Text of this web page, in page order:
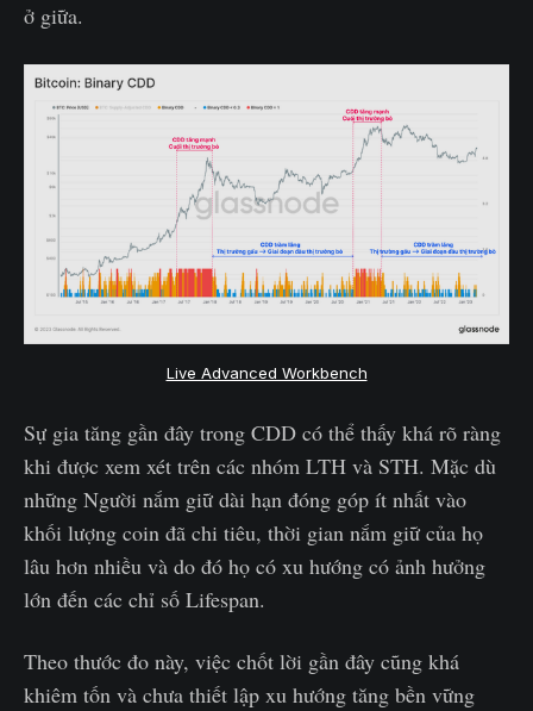
ở giữa.
Live Advanced Workbench
Sự gia tăng gần đây trong CDD có thể thấy khá rõ ràng
khi được xem xét trên các nhóm LTH và STH. Mặc dù
những Người nắm giữ dài hạn đóng góp ít nhất vào
khối lượng coin đã chi tiêu, thời gian nắm giữ của họ
lâu hơn nhiều và do đó họ có xu hướng có ảnh hưởng
lớn đến các chỉ số Lifespan.
Theo thước đo này, việc chốt lời gần đây cũng khá
khiêm tốn và chưa thiết lập xu hướng tăng bền vững